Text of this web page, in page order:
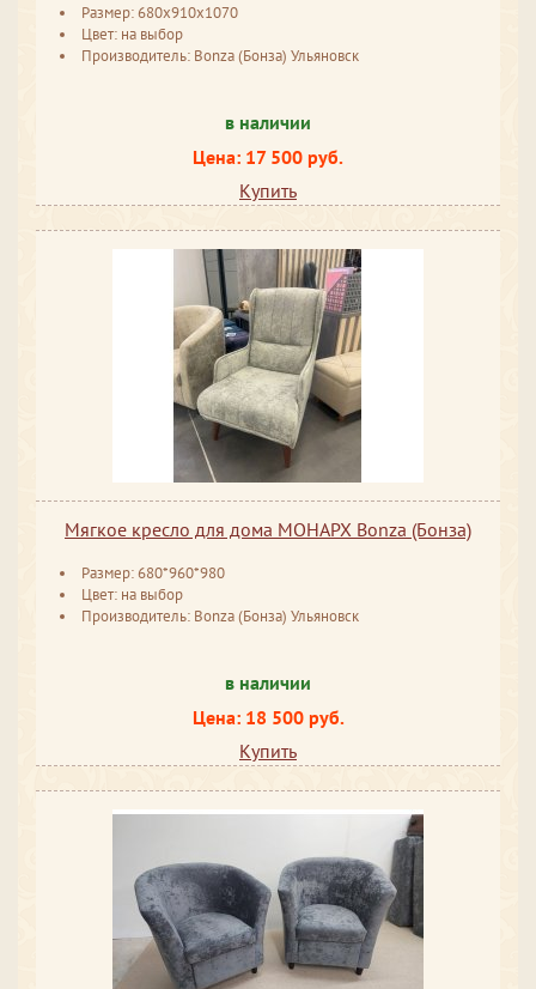
Размер: 680х910х1070
Цвет: на выбор
Производитель: Bonza (Бонза) Ульяновск
в наличии
Цена: 17 500 руб.
Купить
Мягкое кресло для дома МОНАРХ Bonza (Бонза)
Размер: 680*960*980
Цвет: на выбор
Производитель: Bonza (Бонза) Ульяновск
в наличии
Цена: 18 500 руб.
Купить